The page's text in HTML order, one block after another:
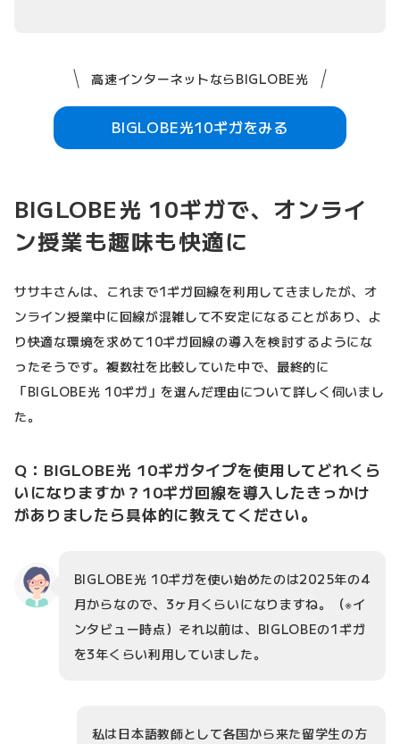
高速インターネットならBIGLOBE光
BIGLOBE光10ギガをみる
BIGLOBE光 10ギガで、オンライ
ン授業も趣味も快適に
ササキさんは、これまで1ギガ回線を利用してきましたが、オ
ンライン授業中に回線が混雑して不安定になることがあり、よ
り快適な環境を求めて10ギガ回線の導入を検討するようにな
ったそうです。複数社を比較していた中で、最終的に
「BIGLOBE光 10ギガ」を選んだ理由について詳しく伺いまし
た。
Q：BIGLOBE光 10ギガタイプを使用してどれくら
いになりますか？10ギガ回線を導入したきっかけ
がありましたら具体的に教えてください。
BIGLOBE光 10ギガを使い始めたのは2025年の4
月からなので、3ヶ月くらいになりますね。（※イ
ンタビュー時点）それ以前は、BIGLOBEの1ギガ
を3年くらい利用していました。
私は日本語教師として各国から来た留学生の方